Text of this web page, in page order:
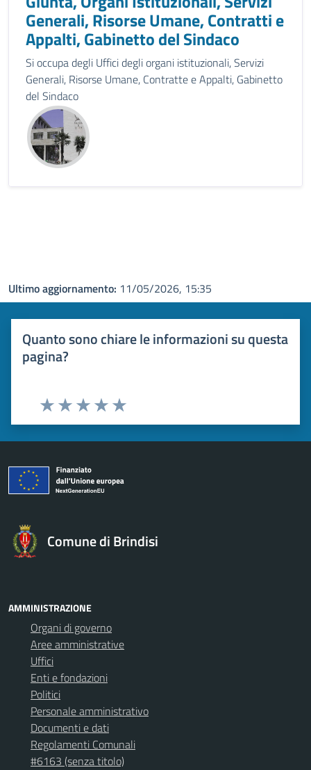
Generali, Risorse Umane, Contratti e
Appalti, Gabinetto del Sindaco
Si occupa degli Uffici degli organi istituzionali, Servizi
Generali, Risorse Umane, Contratte e Appalti, Gabinetto
del Sindaco
Ultimo aggiornamento: 11/05/2026, 15:35
Quanto sono chiare le informazioni su questa
pagina?
Valuta 5 stelle su 5
Valuta 4 stelle su 5
Valuta 3 stelle su 5
Valuta 2 stelle su 5
Valuta 1 stelle su 5
Comune di Brindisi
AMMINISTRAZIONE
Organi di governo
Aree amministrative
Uffici
Enti e fondazioni
Politici
Personale amministrativo
Documenti e dati
Regolamenti Comunali
#6163 (senza titolo)